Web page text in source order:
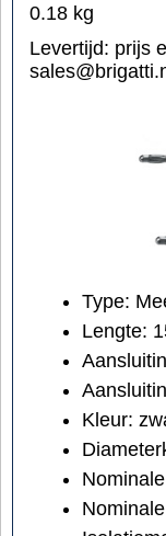
0.18 kg
Levertijd: prijs
Type:
Lengte:
Kleur: